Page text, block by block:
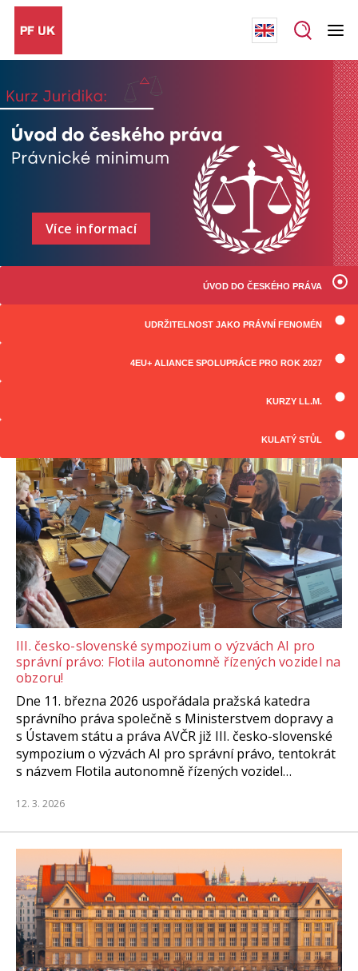
ÚVOD DO ČESKÉHO PRÁVA
UDRŽITELNOST JAKO PRÁVNÍ FENOMÉN
4EU+ ALIANCE SPOLUPRÁCE PRO ROK 2027
KURZY LL.M.
KULATÝ STŮL
Více informací
Všechny články
III. česko-slovenské sympozium o výzvách AI pro
správní právo: Flotila autonomně řízených vozidel na
obzoru!
Dne 11. března 2026 uspořádala pražská katedra
správního práva společně s Ministerstvem dopravy a
s Ústavem státu a práva AVČR již III. česko-slovenské
sympozium o výzvách AI pro správní právo, tentokrát
s názvem Flotila autonomně řízených vozidel…
12. 3. 2026